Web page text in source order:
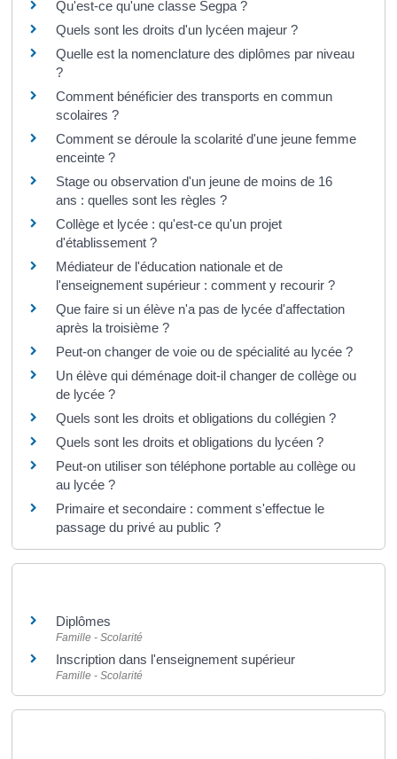
Qu'est-ce qu'une classe Segpa ?
Quels sont les droits d'un lycéen majeur ?
Quelle est la nomenclature des diplômes par niveau
?
Comment bénéficier des transports en commun
scolaires ?
Comment se déroule la scolarité d'une jeune femme
enceinte ?
Stage ou observation d'un jeune de moins de 16
ans : quelles sont les règles ?
Collège et lycée : qu'est-ce qu'un projet
d'établissement ?
Médiateur de l'éducation nationale et de
l'enseignement supérieur : comment y recourir ?
Que faire si un élève n'a pas de lycée d'affectation
après la troisième ?
Peut-on changer de voie ou de spécialité au lycée ?
Un élève qui déménage doit-il changer de collège ou
de lycée ?
Quels sont les droits et obligations du collégien ?
Quels sont les droits et obligations du lycéen ?
Peut-on utiliser son téléphone portable au collège ou
au lycée ?
Primaire et secondaire : comment s'effectue le
passage du privé au public ?
Diplômes
Famille - Scolarité
Inscription dans l'enseignement supérieur
Famille - Scolarité